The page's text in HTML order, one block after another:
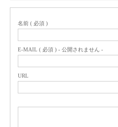
名前 ( 必須 )
E-MAIL ( 必須 ) - 公開されません -
URL